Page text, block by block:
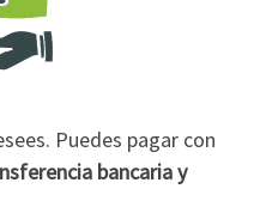
Puedes pagar con
bancaria y